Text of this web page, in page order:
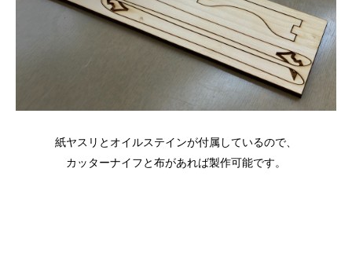
紙ヤスリとオイルステインが付属しているので、
カッターナイフと布があれば製作可能です。